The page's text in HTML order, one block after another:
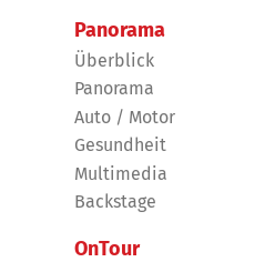
Panorama
Überblick
Panorama
Auto / Motor
Gesundheit
Multimedia
Backstage
OnTour